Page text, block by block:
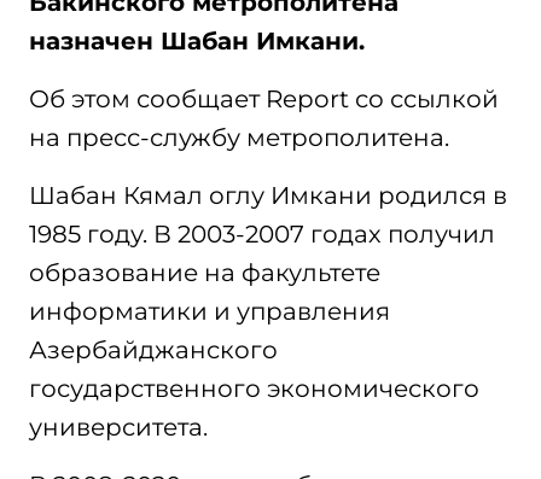
назначен Шабан Имкани.
Об этом сообщает Report со ссылкой
на пресс-службу метрополитена.
Шабан Кямал оглу Имкани родился в
1985 году. В 2003-2007 годах получил
образование на факультете
информатики и управления
Азербайджанского
государственного экономического
университета.